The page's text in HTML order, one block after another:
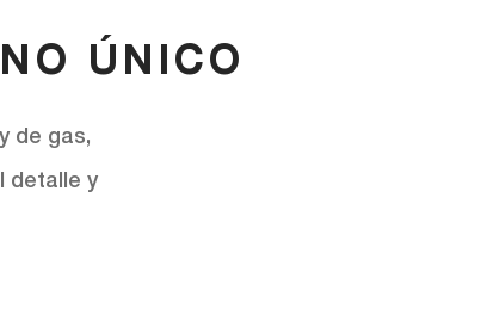
ÚNICO
de gas,
detalle y